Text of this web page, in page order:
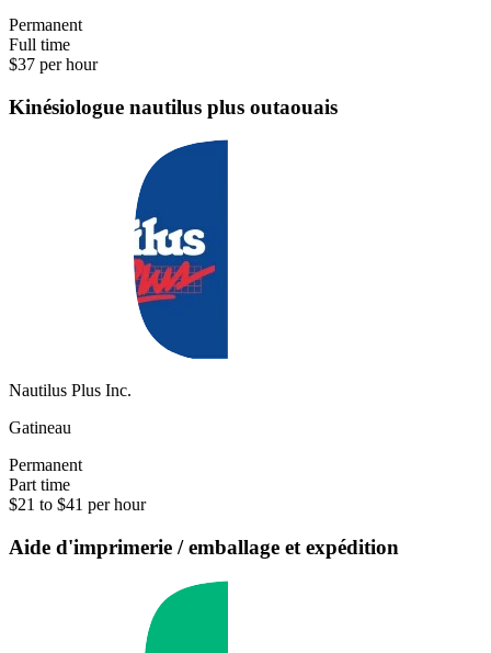
Permanent
Full time
$37 per hour
Kinésiologue nautilus plus outaouais
Nautilus Plus Inc.
Gatineau
Permanent
Part time
$21 to $41 per hour
Aide d'imprimerie / emballage et expédition